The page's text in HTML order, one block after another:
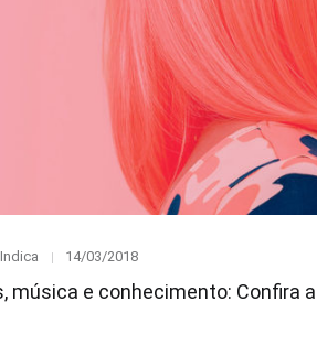
Posted
14/03/2018
música e conhecimento: Confira